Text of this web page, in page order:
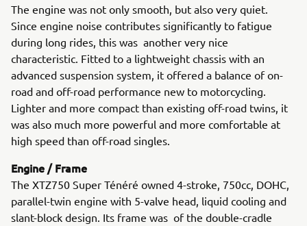
The engine was not only smooth, but also very quiet.
Since engine noise contributes significantly to fatigue
during long rides, this was another very nice
characteristic. Fitted to a lightweight chassis with an
advanced suspension system, it offered a balance of on-
road and off-road performance new to motorcycling.
Lighter and more compact than existing off-road twins, it
was also much more powerful and more comfortable at
high speed than off-road singles.
Engine / Frame
The XTZ750 Super Ténéré owned 4-stroke, 750cc, DOHC,
parallel-twin engine with 5-valve head, liquid cooling and
slant-block design. Its frame was of the double-cradle